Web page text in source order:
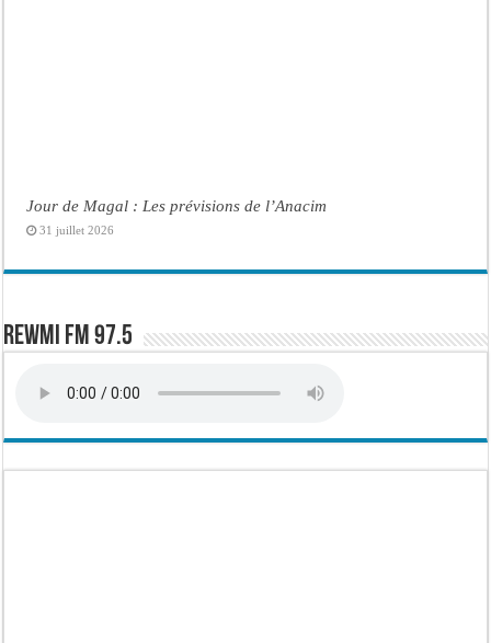
Jour de Magal : Les prévisions de l’Anacim
31 juillet 2026
Rewmi FM 97.5